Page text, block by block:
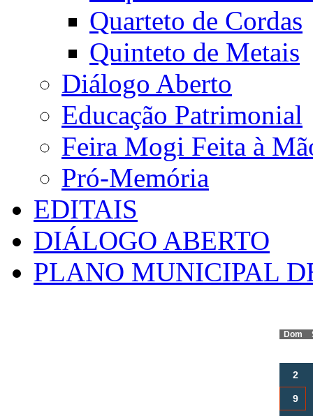
Quarteto de Cordas
Quinteto de Metais
Diálogo Aberto
Educação Patrimonial
Feira Mogi Feita à
Pró-Memória
EDITAIS
DIÁLOGO ABERTO
PLANO MUNICIPAL
Dom
2
9